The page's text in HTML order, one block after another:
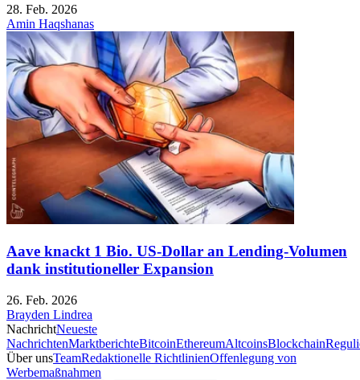
28. Feb. 2026
Amin Haqshanas
Aave knackt 1 Bio. US-Dollar an Lending-Volumen
dank institutioneller Expansion
26. Feb. 2026
Brayden Lindrea
NachrichtNeueste
NachrichtenMarktberichteBitcoinEthereumAltcoinsBlockchain
Über unsTeamRedaktionelle RichtlinienOffenlegung von
Werbemaßnahmen